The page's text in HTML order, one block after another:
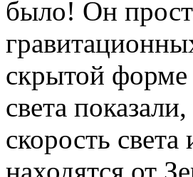
было! Он
скрытой
света
скорость